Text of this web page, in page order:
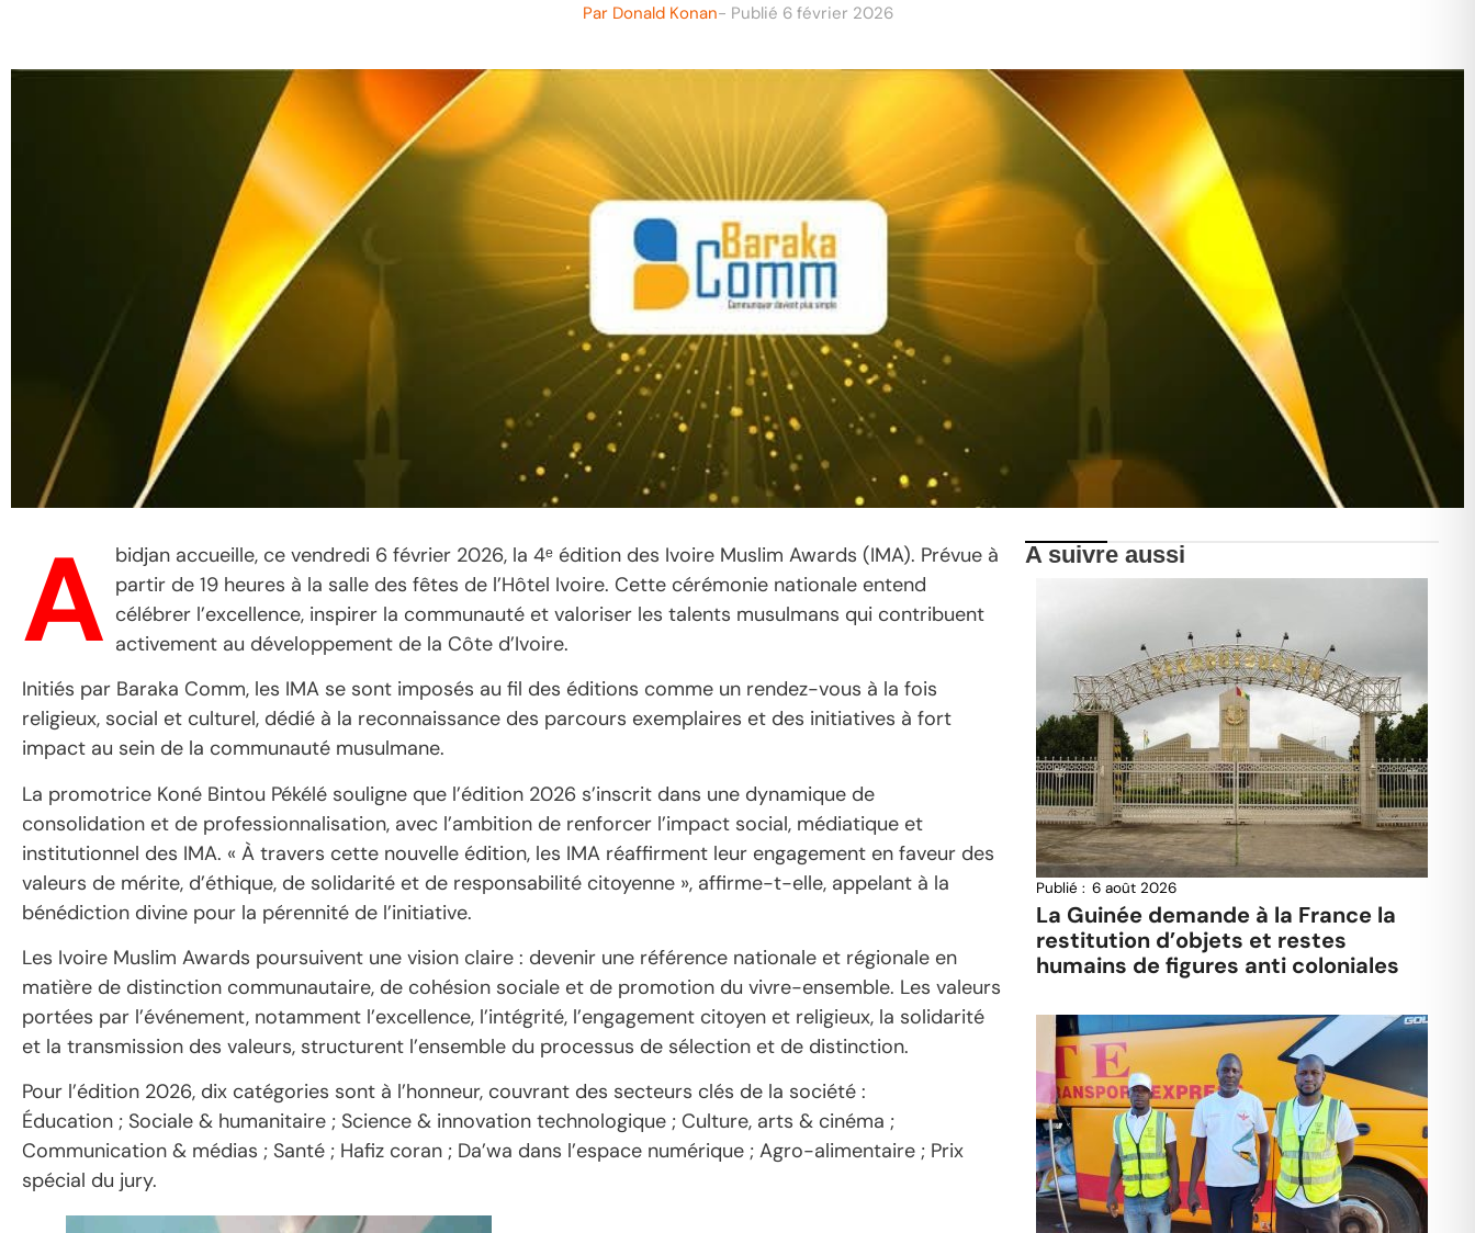
Par Donald Konan- Publié 6 février 2026
A bidjan accueille, ce vendredi 6 février 2026, la 4ᵉ édition des Ivoire Muslim Awards (IMA). Prévue à
partir de 19 heures à la salle des fêtes de l’Hôtel Ivoire. Cette cérémonie nationale entend
célébrer l’excellence, inspirer la communauté et valoriser les talents musulmans qui contribuent
activement au développement de la Côte d’Ivoire.
Initiés par Baraka Comm, les IMA se sont imposés au fil des éditions comme un rendez-vous à la fois
religieux, social et culturel, dédié à la reconnaissance des parcours exemplaires et des initiatives à fort
impact au sein de la communauté musulmane.
La promotrice Koné Bintou Pékélé souligne que l’édition 2026 s’inscrit dans une dynamique de
consolidation et de professionnalisation, avec l’ambition de renforcer l’impact social, médiatique et
institutionnel des IMA. « À travers cette nouvelle édition, les IMA réaffirment leur engagement en faveur des
valeurs de mérite, d’éthique, de solidarité et de responsabilité citoyenne », affirme-t-elle, appelant à la
bénédiction divine pour la pérennité de l’initiative.
Les Ivoire Muslim Awards poursuivent une vision claire : devenir une référence nationale et régionale en
matière de distinction communautaire, de cohésion sociale et de promotion du vivre-ensemble. Les valeurs
portées par l’événement, notamment l’excellence, l’intégrité, l’engagement citoyen et religieux, la solidarité
et la transmission des valeurs, structurent l’ensemble du processus de sélection et de distinction.
Pour l’édition 2026, dix catégories sont à l’honneur, couvrant des secteurs clés de la société :
Éducation ; Sociale & humanitaire ; Science & innovation technologique ; Culture, arts & cinéma ;
Communication & médias ; Santé ; Hafiz coran ; Da’wa dans l’espace numérique ; Agro-alimentaire ; Prix
spécial du jury.
A suivre aussi
Publié : 6 août 2026
La Guinée demande à la France la
restitution d’objets et restes
humains de figures anti coloniales